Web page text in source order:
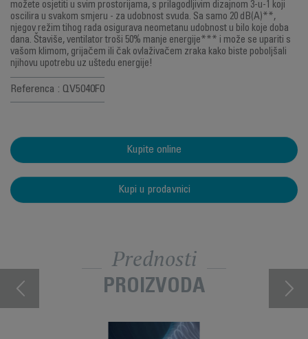
možete osjetiti u svim prostorijama, s prilagodljivim dizajnom 3-u-1 koji
oscilira u svakom smjeru - za udobnost svuda. Sa samo 20 dB(A)**,
njegov režim tihog rada osigurava neometanu udobnost u bilo koje doba
dana. Štaviše, ventilator troši 50% manje energije*** i može se upariti s
vašom klimom, grijačem ili čak ovlaživačem zraka kako biste poboljšali
njihovu upotrebu uz uštedu energije!
Referenca : QV5040F0
Kupite online
Kupi u prodavnici
Prednosti
PROIZVODA